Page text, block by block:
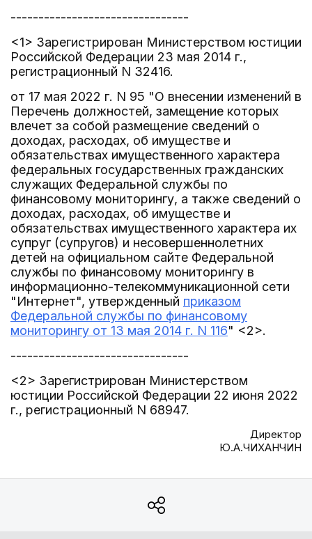
--------------------------------
<1> Зарегистрирован Министерством юстиции
Российской Федерации 23 мая 2014 г.,
регистрационный N 32416.
от 17 мая 2022 г. N 95 "О внесении изменений в
Перечень должностей, замещение которых
влечет за собой размещение сведений о
доходах, расходах, об имуществе и
обязательствах имущественного характера
федеральных государственных гражданских
служащих Федеральной службы по
финансовому мониторингу, а также сведений о
доходах, расходах, об имуществе и
обязательствах имущественного характера их
супруг (супругов) и несовершеннолетних
детей на официальном сайте Федеральной
службы по финансовому мониторингу в
информационно-телекоммуникационной сети
"Интернет", утвержденный приказом
Федеральной службы по финансовому
мониторингу от 13 мая 2014 г. N 116" <2>.
--------------------------------
<2> Зарегистрирован Министерством
юстиции Российской Федерации 22 июня 2022
г., регистрационный N 68947.
Директор
Ю.А.ЧИХАНЧИН